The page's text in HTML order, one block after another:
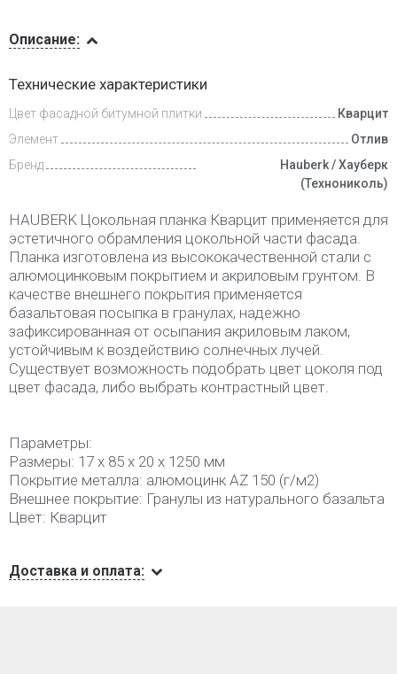
и оплата
Описание:
Технические характеристики
Цвет фасадной битумной плитки
Кварцит
Элемент
Отлив
Бренд
Hauberk / Хауберк
(Технониколь)
HAUBERK Цокольная планка Кварцит применяется для
эстетичного обрамления цокольной части фасада.
Планка изготовлена из высококачественной стали с
алюмоцинковым покрытием и акриловым грунтом. В
качестве внешнего покрытия применяется
базальтовая посыпка в гранулах, надежно
зафиксированная от осыпания акриловым лаком,
устойчивым к воздействию солнечных лучей.
Существует возможность подобрать цвет цоколя под
цвет фасада, либо выбрать контрастный цвет.
Параметры:
Размеры: 17 х 85 х 20 х 1250 мм
Покрытие металла: алюмоцинк AZ 150 (г/м2)
Внешнее покрытие: Гранулы из натурального базальта
Цвет: Кварцит
Доставка и оплата: